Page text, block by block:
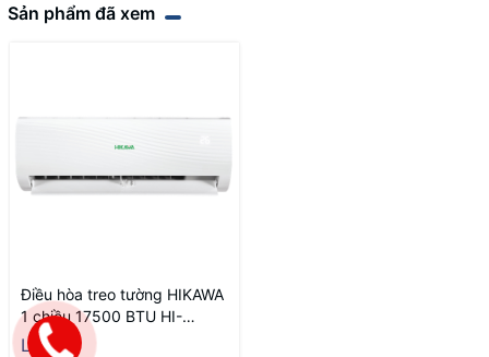
Sản phẩm đã xem
Điều hòa treo tường HIKAWA
1 chiều 17500 BTU HI-
NC20MS/HO-NC20MS
Liên hệ